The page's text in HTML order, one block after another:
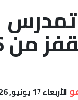
الأربعاء 17 يونيو, 2026 - 18:51